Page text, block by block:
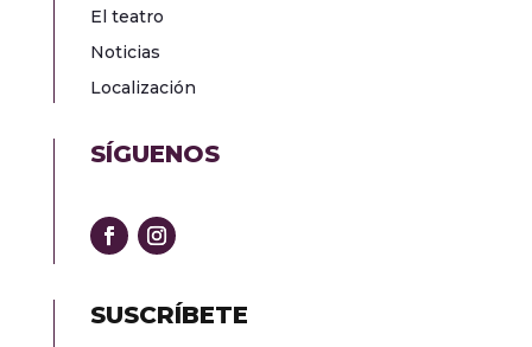
El teatro
Noticias
Localización
SÍGUENOS
SUSCRÍBETE